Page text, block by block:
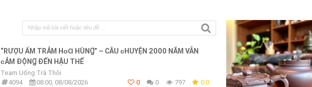
“RƯỢU ẤM TRẢM HᴏⱭ HÙNꞬ” – CÂU ᴄHUYỆN 2000 NĂM VẪN
ᴄẢM ĐỘNꞬ ĐẾN HẬU THẾ
Team Uống Trà Thôi
4094
08:00, 08/08/2026 0 0 797 0.0